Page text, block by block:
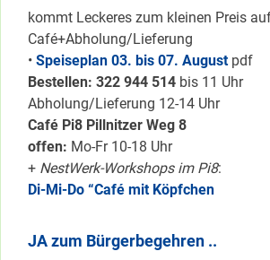
kommt Leckeres zum kleinen Preis
Café+Abholung/Lieferung
• Speiseplan 03. bis 07. August pdf
Bestellen: 322 944 514 bis 11 Uhr
Abholung/Lieferung 12-14 Uhr
Café Pi8 Pillnitzer Weg 8
offen: Mo-Fr 10-18 Uhr
+ NestWerk-Workshops im Pi8:
Di-Mi-Do “Café mit Köpfchen
JA zum Bürgerbegehren ..